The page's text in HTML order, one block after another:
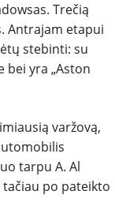
Trečią
Antrajam etapui
stebinti: su
bei yra „Aston
varžovą,
tarpu A. Al
po pateikto